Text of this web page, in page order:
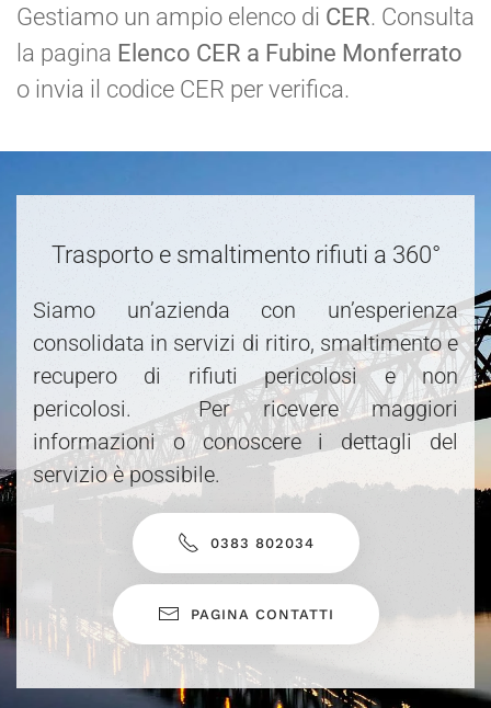
Gestiamo un ampio elenco di CER. Consulta
la pagina Elenco CER a Fubine Monferrato
o invia il codice CER per verifica.
Trasporto e smaltimento rifiuti a 360°
Siamo un’azienda con un’esperienza
consolidata in servizi di ritiro, smaltimento e
recupero di rifiuti pericolosi e non
pericolosi. Per ricevere maggiori
informazioni o conoscere i dettagli del
servizio è possibile.
0383 802034
PAGINA CONTATTI